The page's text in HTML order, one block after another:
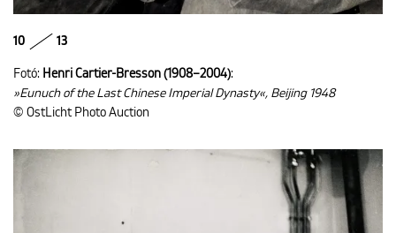
10 13
Fotó: Henri Cartier-Bresson (1908–2004):
»Eunuch of the Last Chinese Imperial Dynasty«, Beijing 1948
© OstLicht Photo Auction